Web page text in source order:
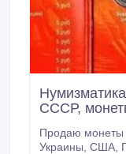
СССР,
Продаю монеты России,
Украины, США, Польши, а так же аксессуары к ним